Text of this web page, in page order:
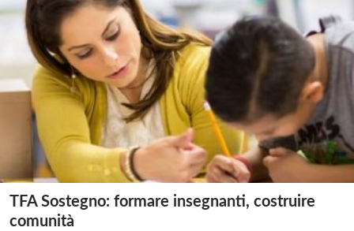
TFA Sostegno: formare insegnanti, costruire
comunità